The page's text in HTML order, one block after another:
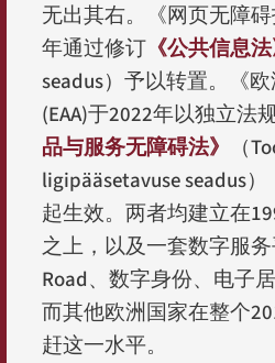
无出其右。《网页无障碍
年通过修订 《公共信息法
seadus）予以转置。《欧
(EAA)于2022年以独立法
品与服务无障碍法》
（
ligipääsetavuse seadus）
起生效。两者均建立在
之上，以及一套数字服
Road、数字身份、电子
而其他欧洲国家在整个
赶这一水平。